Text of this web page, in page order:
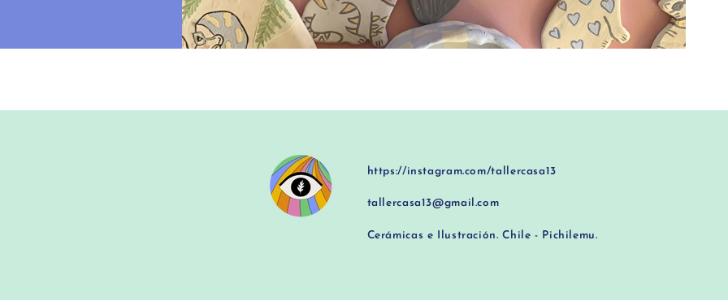
https://instagram.com/tallercasa13
tallercasa13@gmail.com
Cerámicas e Ilustración. Chile - Pichilemu.